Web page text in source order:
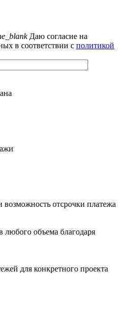
Даю согласие на
в соответствии с политикой
отсрочки платежа
любого объема благодаря
для конкретного проекта